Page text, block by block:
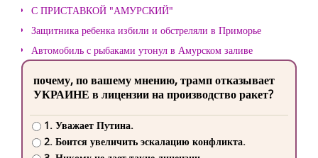
С ПРИСТАВКОЙ "АМУРСКИЙ"
Защитника ребенка избили и обстреляли в Приморье
Автомобиль с рыбаками утонул в Амурском заливе
почему, по вашему мнению, трамп отказывает
УКРАИНЕ в лицензии на производство ракет?
1. Уважает Путина.
2. Боится увеличить эскалацию конфликта.